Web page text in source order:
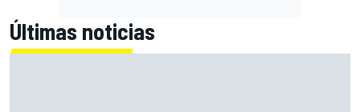
Últimas noticias